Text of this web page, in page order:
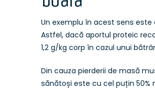
Un exemplu în acest sens
Astfel, dacă aportul proteic
1,2 g/kg corp în cazul unui
Din cauza pierderii de masă
sănătoși este cu cel puțin